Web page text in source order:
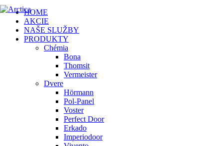
HOME
AKCIE
NAŠE SLUŽBY
PRODUKTY
Chémia
Bona
Thomsit
Vermeister
Dvere
Hörmann
Pol-Panel
Voster
Perfect Door
Erkado
Imperiodoor